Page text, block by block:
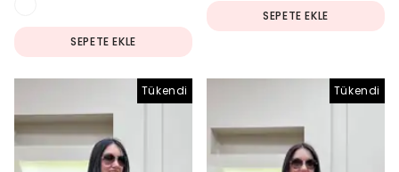
SEPETE EKLE
SEPETE EKLE
Tükendi Tükendi